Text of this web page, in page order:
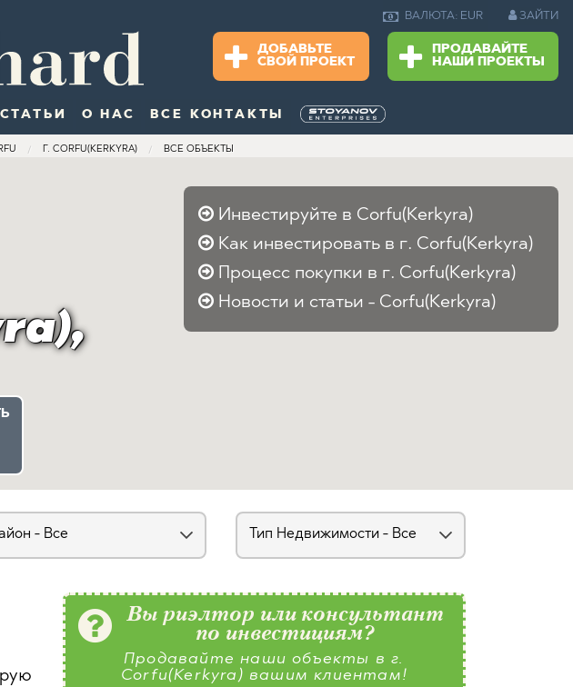
ВАЛЮТА: EUR ЗАЙТИ
ДОБАВЬТЕ
СВОЙ ПРОЕКТ
ПРОДАВАЙТЕ
НАШИ ПРОЕКТЫ
О НАС ВСЕ КОНТАКТЫ
Г. CORFU(KERKYRA) ВСЕ ОБЪЕКТЫ
Инвестируйте в Corfu(Kerkyra)
Как инвестировать в г. Corfu(Kerkyra)
Процесс покупки в г. Corfu(Kerkyra)
Новости и статьи - Corfu(Kerkyra)
Вы риэлтор или консультант
по инвестициям?
Продавайте наши объекты в г.
Corfu(Kerkyra) вашим клиентам!